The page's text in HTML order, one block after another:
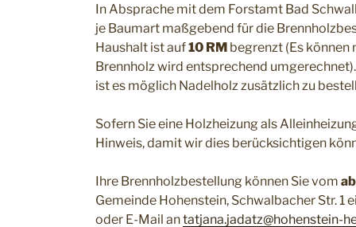
In Absprache mit dem Forstamt Bad
je Baumart maßgebend für die
Haushalt ist auf10 RM begrenzt (Es können
Brennholz wird entsprechend
ist es möglich Nadelholz zusätzlich zu
Sofern Sie eine Holzheizung als
Hinweis, damit wir dies berücksichtigen
Ihre Brennholzbestellung können Sie vom
Gemeinde Hohenstein, Schwalbacher Str.
oder E-Mail antatjana.jadatz@hohenstein-